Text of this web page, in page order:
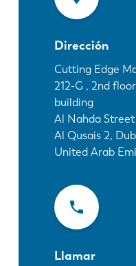
Dirección
Cutting Edge
212-G , 2nd
building
Al Nahda
Al Qusais 2,
United Arab
Llamar
Descubra LVD
Testimonios
Eventos
Centro de recursos
Industrias y soluciones
Vacantes